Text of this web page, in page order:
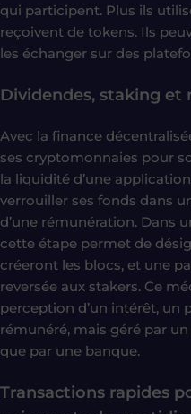
qui participent. Plus ils
reçoivent de tokens. Ils
les échanger sur des
Dividendes, staking et
Avec la finance
ses cryptomonnaies pour
la liquidité d’une
verrouiller ses fonds dans
d’une rémunération. Dans
cette étape permet de
créeront les blocs, et une
reversée aux stakers. Ce
perception d’un intérêt, un
rémunéré, mais géré par
que par une banque.
Transactions rapides